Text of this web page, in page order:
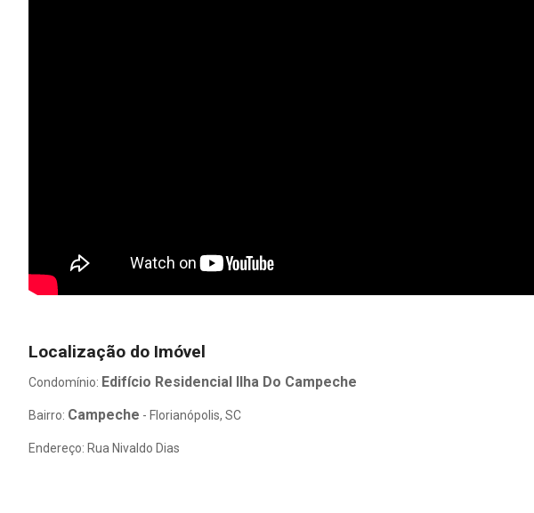
Localização do Imóvel
Condomínio: Edifício Residencial Ilha Do Campeche
Bairro: Campeche - Florianópolis, SC
Endereço: Rua Nivaldo Dias